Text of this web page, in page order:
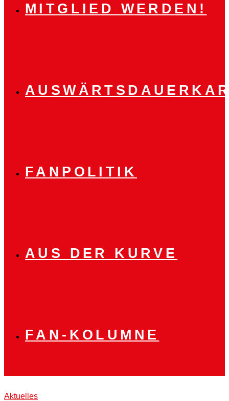
MITGLIED WERDEN!
FANPOLITIK
AUS DER KURVE
FAN-KOLUMNE
Aktuelles